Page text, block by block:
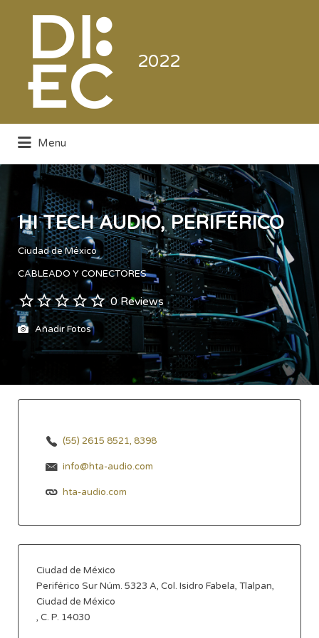
2022
Electrónica de Consumo y Comercial
Buscar
Menu
HI TECH AUDIO, PERIFÉRICO
Ciudad de México
CABLEADO Y CONECTORES
0 Reviews
Añadir Fotos
(55) 2615 8521, 8398
info@hta-audio.com
hta-audio.com
Ciudad de México
Periférico Sur Núm. 5323 A, Col. Isidro Fabela, Tlalpan,
Ciudad de México
, C. P. 14030